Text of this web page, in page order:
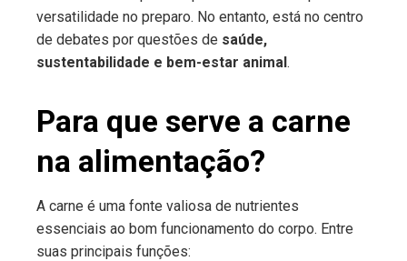
versatilidade no preparo. No entanto, está no centro
de debates por questões de saúde,
sustentabilidade e bem-estar animal.
Para que serve a carne
na alimentação?
A carne é uma fonte valiosa de nutrientes
essenciais ao bom funcionamento do corpo. Entre
suas principais funções: